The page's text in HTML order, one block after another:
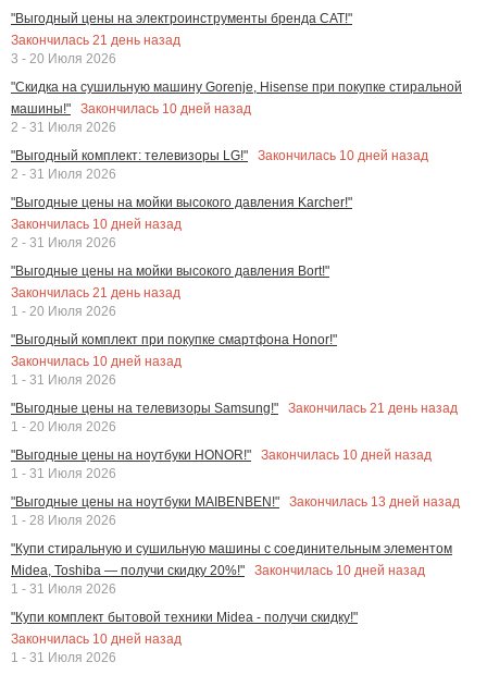
"Выгодный цены на электроинструменты бренда CAT!"
Закончилась 21 день назад
3 - 20 Июля 2026
"Скидка на сушильную машину Gorenje, Hisense при покупке стиральной
машины!"
Закончилась 10 дней назад
2 - 31 Июля 2026
"Выгодный комплект: телевизоры LG!"
Закончилась 10 дней назад
2 - 31 Июля 2026
"Выгодные цены на мойки высокого давления Karcher!"
Закончилась 10 дней назад
2 - 31 Июля 2026
"Выгодные цены на мойки высокого давления Bort!"
Закончилась 21 день назад
1 - 20 Июля 2026
"Выгодный комплект при покупке смартфона Honor!"
Закончилась 10 дней назад
1 - 31 Июля 2026
"Выгодные цены на телевизоры Samsung!"
Закончилась 21 день назад
1 - 20 Июля 2026
"Выгодные цены на ноутбуки HONOR!"
Закончилась 10 дней назад
1 - 31 Июля 2026
"Выгодные цены на ноутбуки MAIBENBEN!"
Закончилась 13 дней назад
1 - 28 Июля 2026
"Купи стиральную и сушильную машины с соединительным элементом
Midea, Toshiba — получи скидку 20%!"
Закончилась 10 дней назад
1 - 31 Июля 2026
"Купи комплект бытовой техники Midea - получи скидку!"
Закончилась 10 дней назад
1 - 31 Июля 2026